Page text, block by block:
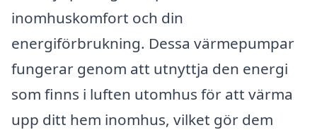
inomhuskomfort och din
energiförbrukning. Dessa värmepumpar
fungerar genom att utnyttja den energi
som finns i luften utomhus för att värma
upp ditt hem inomhus, vilket gör dem